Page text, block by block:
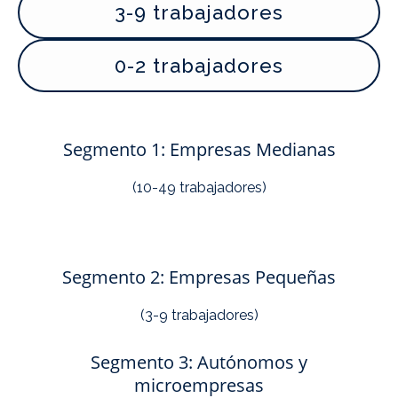
3-9 trabajadores
0-2 trabajadores
Segmento 1: Empresas Medianas
(10-49 trabajadores)
Segmento 2: Empresas Pequeñas
(3-9 trabajadores)
Segmento 3: Autónomos y
microempresas